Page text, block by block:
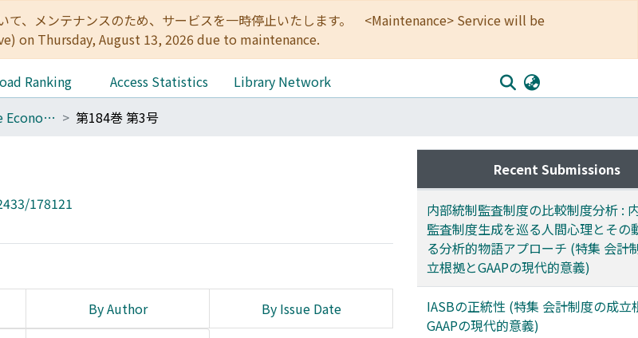
て、メンテナンスのため、サービスを一時停止いたします。 <Maintenance> Service will be
on Thursday, August 13, 2026 due to maintenance.
Ranking Access Statistics
Library Network
Keizai-ronsō : The Economic Review 第184巻 第3号
178121
By Author By Issue Date
Recent Submissions
内部統制監査制度の比較制度分析 :
監査制度生成を巡る人間心理とその
る分析的物語アプローチ (特集 会計
立根拠とGAAPの現代的意義)
IASBの正統性 (特集 会計制度の成立
GAAPの現代的意義)